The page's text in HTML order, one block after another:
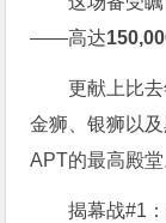
——高达
更献上比
金狮、银狮以
APT的最高殿堂
揭幕战#1